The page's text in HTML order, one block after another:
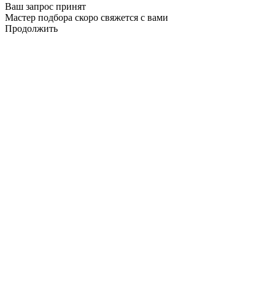
Ваш запрос принят
Мастер подбора скоро свяжется с вами
Продолжить